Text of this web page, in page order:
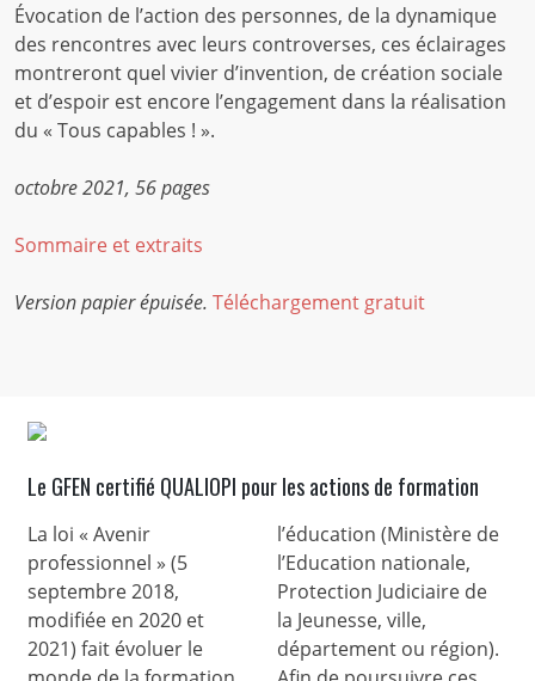
Évocation de l’action des personnes, de la dynamique
des rencontres avec leurs controverses, ces éclairages
montreront quel vivier d’invention, de création sociale
et d’espoir est encore l’engagement dans la réalisation
du « Tous capables ! ».
octobre 2021, 56 pages
Sommaire et extraits
Version papier épuisée. Téléchargement gratuit
Le GFEN certifié QUALIOPI pour les actions de formation
La loi « Avenir
professionnel » (5
septembre 2018,
modifiée en 2020 et
2021) fait évoluer le
l’éducation (Ministère de
l’Education nationale,
Protection Judiciaire de
la Jeunesse, ville,
département ou région).